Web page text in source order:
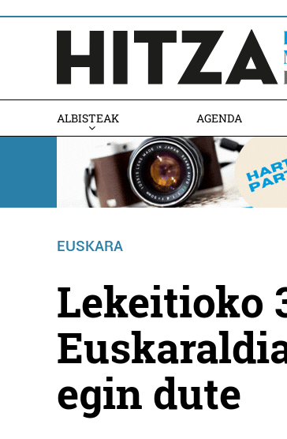
ALBISTEAK AGENDA
EUSKARA
Lekeitioko
egin dute